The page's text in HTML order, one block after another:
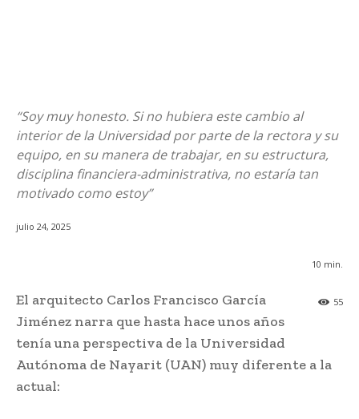
“Soy muy honesto. Si no hubiera este cambio al
interior de la Universidad por parte de la rectora y su
equipo, en su manera de trabajar, en su estructura,
disciplina financiera-administrativa, no estaría tan
motivado como estoy”
julio 24, 2025
10 min.
55
El arquitecto Carlos Francisco García
Jiménez narra que hasta hace unos años
tenía una perspectiva de la Universidad
Autónoma de Nayarit (UAN) muy diferente a la
actual: